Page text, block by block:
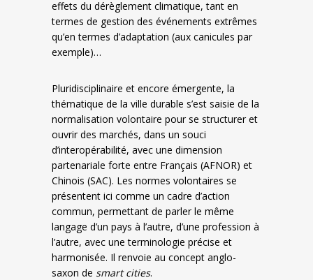
effets du dérèglement climatique, tant en
termes de gestion des événements extrêmes
qu’en termes d’adaptation (aux canicules par
exemple)…
Pluridisciplinaire et encore émergente, la
thématique de la ville durable s’est saisie de la
normalisation volontaire pour se structurer et
ouvrir des marchés, dans un souci
d’interopérabilité, avec une dimension
partenariale forte entre Français (AFNOR) et
Chinois (SAC). Les normes volontaires se
présentent ici comme un cadre d’action
commun, permettant de parler le même
langage d’un pays à l’autre, d’une profession à
l’autre, avec une terminologie précise et
harmonisée. Il renvoie au concept anglo-
saxon de smart cities.